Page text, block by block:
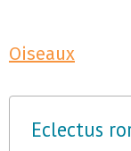
Oiseaux
Eclectus